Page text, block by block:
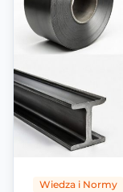
Wiedza i Normy